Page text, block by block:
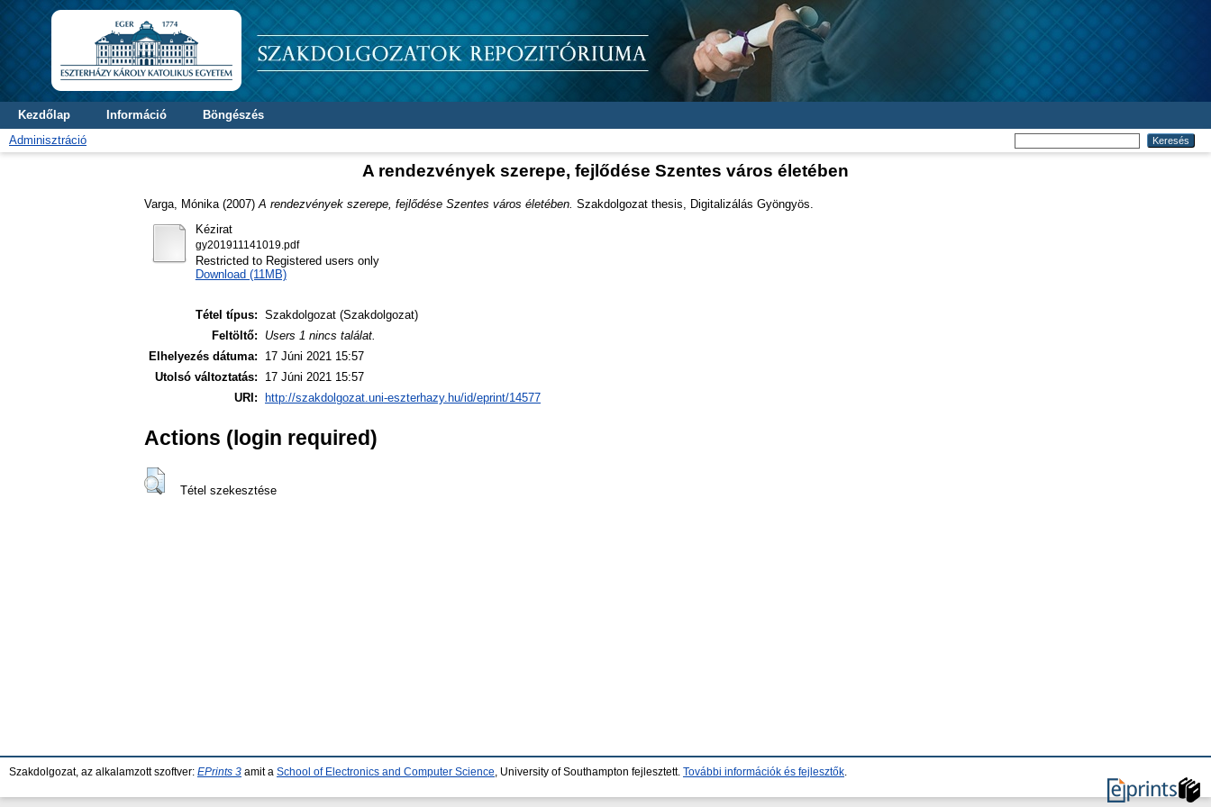
Kezdőlap Információ
Böngészés
Adminisztráció
A rendezvények szerepe, fejlődése Szentes város életében
Varga, Mónika (2007) A rendezvények szerepe, fejlődése Szentes város életében. Szakdolgozat thesis, Digitalizálás Gyöngyös.
Kézirat
gy201911141019.pdf
Restricted to Registered users only
Download (11MB)
Tétel típus: Szakdolgozat (Szakdolgozat)
Feltöltő:
Users 1 nincs találat.
Elhelyezés dátuma:
17 Júni 2021 15:57
Utolsó változtatás:
17 Júni 2021 15:57
URI:
http://szakdolgozat.uni-eszterhazy.hu/id/eprint/14577
Actions (login required)
Tétel szekesztése
Szakdolgozat, az alkalamzott szoftver: EPrints 3 amit a School of Electronics and Computer Science , University of Southampton fejlesztett. További információk és fejlesztők